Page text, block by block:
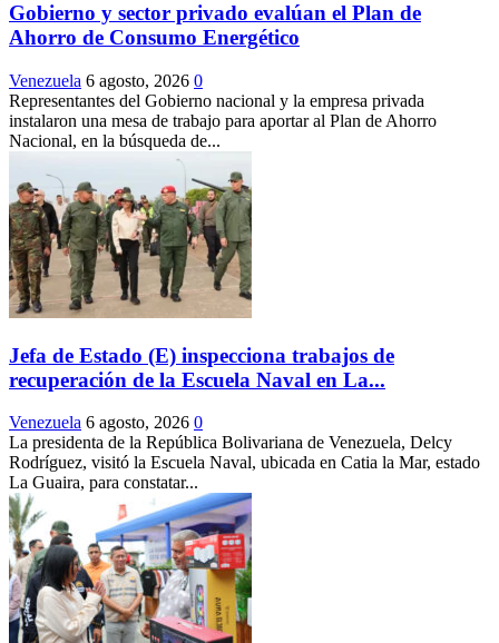
Gobierno y sector privado evalúan el Plan de
Ahorro de Consumo Energético
Venezuela 6 agosto, 2026 0
Representantes del Gobierno nacional y la empresa privada
instalaron una mesa de trabajo para aportar al Plan de Ahorro
Nacional, en la búsqueda de...
Jefa de Estado (E) inspecciona trabajos de
recuperación de la Escuela Naval en La...
Venezuela 6 agosto, 2026 0
La presidenta de la República Bolivariana de Venezuela, Delcy
Rodríguez, visitó la Escuela Naval, ubicada en Catia la Mar, estado
La Guaira, para constatar...